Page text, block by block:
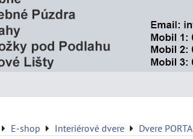
E-shop Interiérové dvere Dvere PORTA